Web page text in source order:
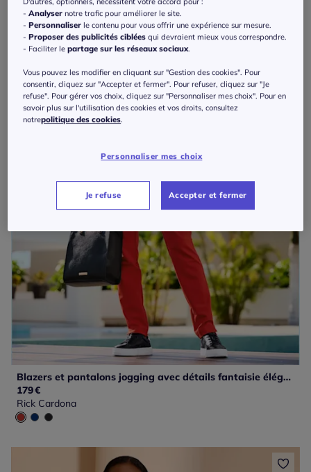
Blazers et pantalons jogging avec détails fantaisie élégants
179€
Rick Cardona
-Analyser notre trafic pour améliorer le site.
-Personnaliser le contenu pour vous offrir une expérience sur mesure.
-Proposer des publicités ciblées qui devraient mieux vous correspondre.
- Faciliter lepartage sur les réseaux sociaux.
Vous pouvez les modifier en cliquant sur "Gestion des cookies". Pour
consentir, cliquez sur "Accepter et fermer". Pour refuser, cliquez sur "Je
refuse". Pour gérer vos choix, cliquez sur "Personnaliser mes choix". Pour en
savoir plus sur l'utilisation des cookies et vos droits, consultez
notrepolitique des cookies.
Personnaliser mes choix
Je refuse Accepter et fermer